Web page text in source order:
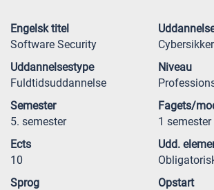
Engelsk titel
Software Security
Uddannelsestype
Fuldtidsuddannelse
Niveau
Semester
5. semester
Fagets/
1 semester
Ects
10
Udd.
Sprog
Opstart